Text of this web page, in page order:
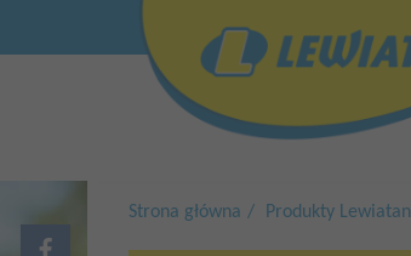
menu
Strona główna Produkty Lewiatan